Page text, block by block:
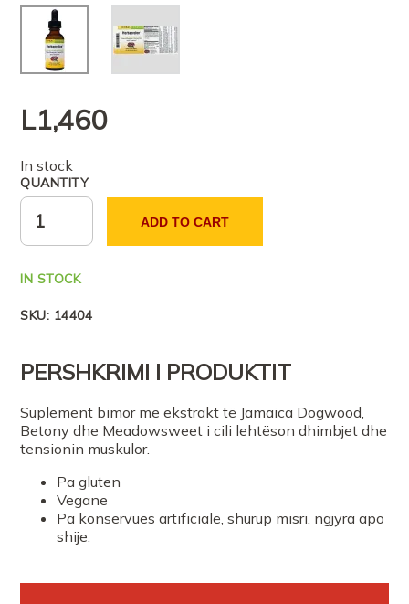
L1,460
In stock
QUANTITY
ADD TO CART
IN STOCK
SKU: 14404
PERSHKRIMI I PRODUKTIT
Suplement bimor me ekstrakt të Jamaica Dogwood,
Betony dhe Meadowsweet i cili lehtëson dhimbjet dhe
tensionin muskulor.
Pa gluten
Vegane
Pa konservues artificialë, shurup misri, ngjyra apo
shije.